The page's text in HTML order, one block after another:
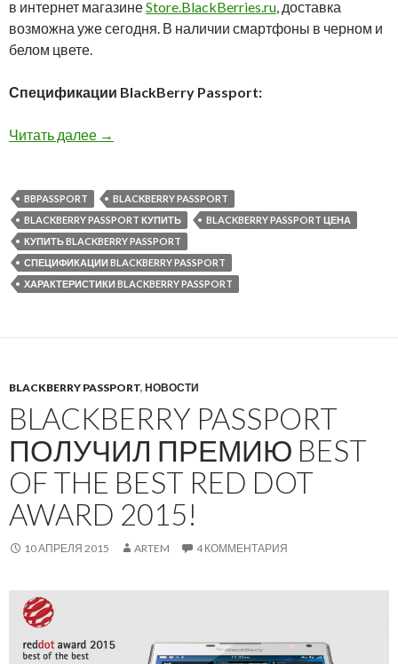
в интернет магазинеStore.BlackBerries.ru , доставка
возможна уже сегодня. В наличии смартфоны в черном и
белом цвете.
Спецификации BlackBerry Passport:
Читать далее Снижена цена на BlackBerry Passport
→
BBPASSPORT
BLACKBERRY PASSPORT
BLACKBERRY PASSPORT КУПИТЬ
BLACKBERRY PASSPORT ЦЕНА
КУПИТЬ BLACKBERRY PASSPORT
СПЕЦИФИКАЦИИ BLACKBERRY PASSPORT
ХАРАКТЕРИСТИКИ BLACKBERRY PASSPORT
BLACKBERRY PASSPORT, НОВОСТИ
BLACKBERRY PASSPORT
ПОЛУЧИЛ ПРЕМИЮ BEST
OF THE BEST RED DOT
AWARD 2015!
10 АПРЕЛЯ 2015 ARTEM 4 КОММЕНТАРИЯ